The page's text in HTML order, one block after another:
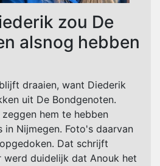
zou De
alsnog hebben
draaien, want Diederik
uit De Bondgenoten.
hem te hebben
Nijmegen. Foto's daarvan
Dat schrijft
werd duidelijk dat Anouk het